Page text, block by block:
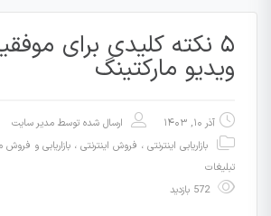
۵ نکته کلیدی برای
ویدیو مارکتینگ
آذر ۱۰, ۱۴۰۳ ارسال شده توسط مدیر سایت
بازاریابی اینترنتی ، فروش اینترنتی ، بازاریابی و
تبلیغات
572 بازدید